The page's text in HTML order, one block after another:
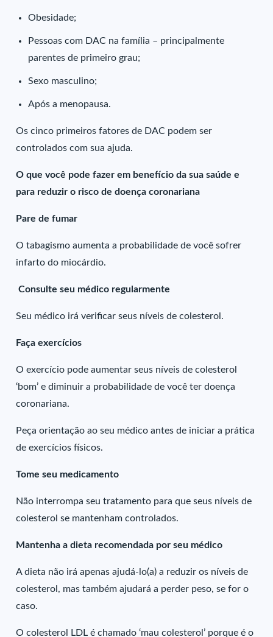
Obesidade;
Pessoas com DAC na família – principalmente
parentes de primeiro grau;
Sexo masculino;
Após a menopausa.
Os cinco primeiros fatores de DAC podem ser
controlados com sua ajuda.
O que você pode fazer em benefício da sua saúde e
para reduzir o risco de doença coronariana
Pare de fumar
O tabagismo aumenta a probabilidade de você sofrer
infarto do miocárdio.
Consulte seu médico regularmente
Seu médico irá verificar seus níveis de colesterol.
Faça exercícios
O exercício pode aumentar seus níveis de colesterol
‘bom’ e diminuir a probabilidade de você ter doença
coronariana.
Peça orientação ao seu médico antes de iniciar a prática
de exercícios físicos.
Tome seu medicamento
Não interrompa seu tratamento para que seus níveis de
colesterol se mantenham controlados.
Mantenha a dieta recomendada por seu médico
A dieta não irá apenas ajudá-lo(a) a reduzir os níveis de
colesterol, mas também ajudará a perder peso, se for o
caso.
O colesterol LDL é chamado ‘mau colesterol’ porque é o